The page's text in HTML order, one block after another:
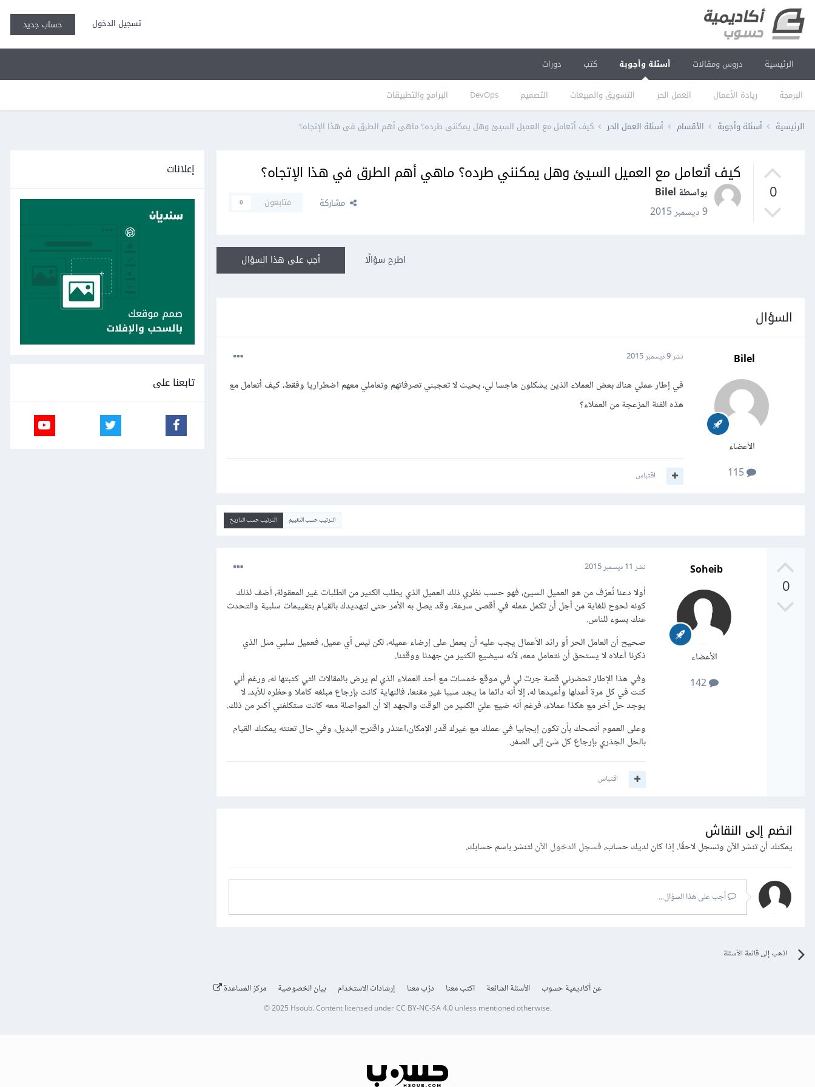
تسجيل الدخول حساب جديد
الرئيسية دروس ومقالات أسئلة وأجوبة
البرمجة ريادة الأعمال العمل الحر التسويق والمبيعات التصميم DevOps البرامج والتطبيقات
كتب دورات
الرئيسية أسئلة وأجوبة الأقسام أسئلة العمل الحر كيف أتعامل مع العميل السيئ وهل يمكنني طرده؟ ماهي أهم الطرق في هذا الإتجاه؟
0
كيف أتعامل مع العميل السيئ وهل يمكنني طرده؟ ماهي أهم الطرق في هذا الإتجاه؟
بواسطة Bilel
9 ديسمبر 2015
مشاركة متابعون 0
أجب على هذا السؤال اطرح سؤالًا
السؤال
Bilel
الأعضاء
115
نشر9 ديسمبر 2015
في إطار عملي هناك بعض العملاء الذين يشكلون هاجسا لي، بحيث لا تعجبني تصرفاتهم وتعاملي معهم اضطراريا وفقط، كيف أتعامل مع
هذه الفئة المزعجة من العملاء؟
اقتباس
الترتيب حسب التقييم الترتيب حسب التاريخ
0
Soheib
الأعضاء
142
نشر 11 ديسمبر 2015
أولا دعنا نُعرّف من هو العميل السيئ، فهو حسب نظري ذلك العميل الذي يطلب الكثير من الطلبات غير المعقولة، أضف لذلك
كونه لحوح للغاية من أجل أن تكمل عمله في أقصى سرعة، وقد يصل به الأمر حتى لتهديدك بالقيام بتقييمات سلبية والتحدث
عنك بسوء للناس.
صحيح أن العامل الحر أو رائد الأعمال يجب عليه أن يعمل على إرضاء عميله، لكن ليس أي عميل، فعميل سلبي مثل الذي
ذكرنا أعلاه لا يستحق أن نتعامل معه، لأنه سيضيع الكثير من جهدنا ووقتنا.
وفي هذا الإطار تحضرني قصة جرت لي في موقع خمسات مع أحد العملاء الذي لم يرض بالمقالات التي كتبتها له، ورغم أني
كنت في كل مرة أعدلها وأعيدها له، إلا أنه دائما ما يجد سببا غير مقنعا، فالنهاية كانت بإرجاع مبلغه كاملا وحظره للأبد، لا
يوجد حل آخر مع هكذا عملاء، فرغم أنه ضيع عليّ الكثير من الوقت والجهد إلا أن المواصلة معه كانت ستكلفني أكثر من ذلك.
وعلى العموم أنصحك بأن تكون إيجابيا في عملك مع غيرك قدر الإمكان،اعتذر واقترح البديل، وفي حال تعنته يمكنك القيام
بالحل الجذري بإرجاع كل شئ إلى الصفر.
اقتباس
انضم إلى النقاش
يمكنك أن تنشر الآن وتسجل لاحقًا. إذا كان لديك حساب،فسجل الدخول الآنلتنشر باسم حسابك.
أجب على هذا السؤال...
اذهب إلى قائمة الأسئلة
إعلانات
تابعنا على
عن أكاديمية حسوب الأسئلة الشائعة اكتب معنا درّب معنا إرشادات الاستخدام بيان الخصوصية مركز المساعدة
© 2025 Hsoub.Content licensed underCC BY-NC-SA 4.0unless mentioned otherwise.